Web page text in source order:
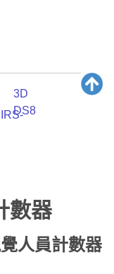
3D
DS8
數器
人員計數器